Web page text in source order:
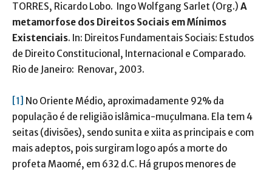
TORRES, Ricardo Lobo. Ingo Wolfgang Sarlet (Org.) A
metamorfose dos Direitos Sociais em Mínimos
Existenciais. In: Direitos Fundamentais Sociais: Estudos
de Direito Constitucional, Internacional e Comparado.
Rio de Janeiro: Renovar, 2003.
[1]
No Oriente Médio, aproximadamente 92% da
população é de religião islâmica-muçulmana. Ela tem 4
seitas (divisões), sendo sunita e xiita as principais e com
mais adeptos, pois surgiram logo após a morte do
profeta Maomé, em 632 d.C. Há grupos menores de